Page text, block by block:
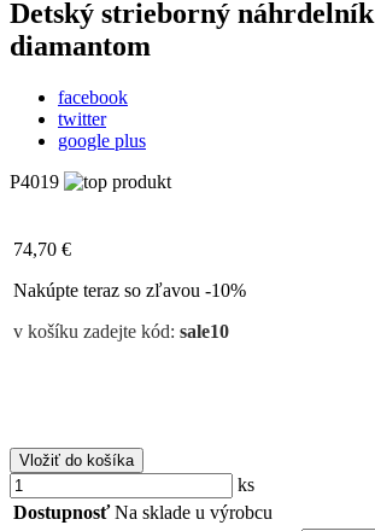
Detský strieborný
diamantom
facebook
twitter
google plus
P4019
74,70 €
Nakúpte teraz so zľavou -10%
v košíku zadejte kód: sale10
Vložiť do košíka
ks
Dostupnosť Na sklade u výrobcu